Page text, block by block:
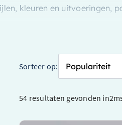
kleuren en uitvoeringen,
Sorteer op:
54 resultaten gevonden in2